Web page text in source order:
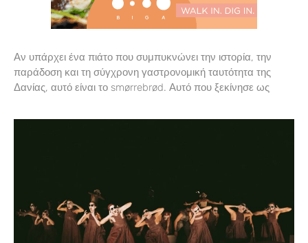
Αν υπάρχει ένα πιάτο που συμπυκνώνει την ιστορία, την
παράδοση και τη σύγχρονη γαστρονομική ταυτότητα της
Δανίας, αυτό είναι το smørrebrød. Αυτό που ξεκίνησε ως